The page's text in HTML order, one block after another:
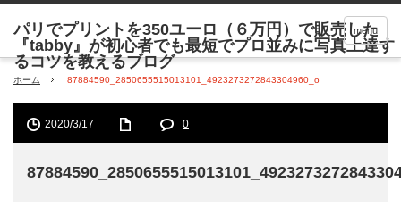
menu
ホーム 87884590_2850655515013101_4923273272843304960_o
2020/3/17 0